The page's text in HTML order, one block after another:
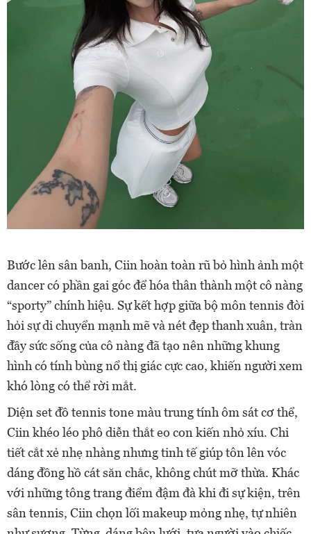
Bước lên sân banh, Ciin hoàn toàn rũ bỏ hình ảnh một
dancer có phần gai góc để hóa thân thành một cô nàng
“sporty” chính hiệu. Sự kết hợp giữa bộ môn tennis đòi
hỏi sự di chuyển mạnh mẽ và nét đẹp thanh xuân, tràn
đầy sức sống của cô nàng đã tạo nên những khung
hình có tính bùng nổ thị giác cực cao, khiến người xem
khó lòng có thể rời mắt.
Diện set đồ tennis tone màu trung tính ôm sát cơ thể,
Ciin khéo léo phô diễn thắt eo con kiến nhỏ xíu. Chi
tiết cắt xẻ nhẹ nhàng nhưng tinh tế giúp tôn lên vóc
dáng đồng hồ cát săn chắc, không chút mỡ thừa. Khác
với những tông trang điểm đậm đà khi đi sự kiện, trên
sân tennis, Ciin chọn lối makeup mỏng nhẹ, tự nhiên